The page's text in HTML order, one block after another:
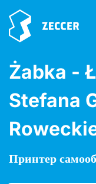
Żabka -
Stefana
Принтер